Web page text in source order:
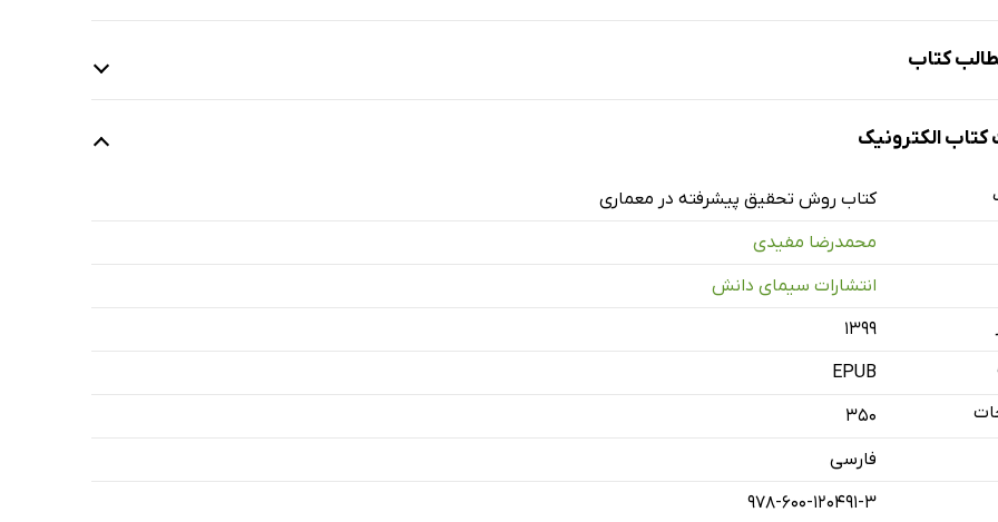
کتاب
پژوهش
الکترونیک
کتاب روش تحقیق پیشرفته در معماری
محمدرضا مفیدی
انتشارات سیمای دانش
۱۳۹۹
EPUB
350
فارسی
978-600-120491-3